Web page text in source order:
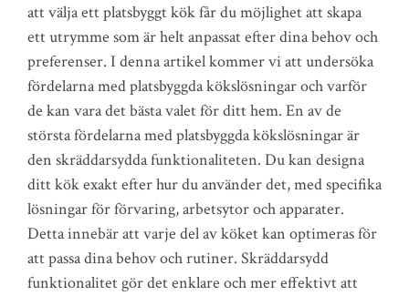
att välja ett platsbyggt kök får du möjlighet att skapa
ett utrymme som är helt anpassat efter dina behov och
preferenser. I denna artikel kommer vi att undersöka
fördelarna med platsbyggda kökslösningar och varför
de kan vara det bästa valet för ditt hem. En av de
största fördelarna med platsbyggda kökslösningar är
den skräddarsydda funktionaliteten. Du kan designa
ditt kök exakt efter hur du använder det, med specifika
lösningar för förvaring, arbetsytor och apparater.
Detta innebär att varje del av köket kan optimeras för
att passa dina behov och rutiner. Skräddarsydd
funktionalitet gör det enklare och mer effektivt att